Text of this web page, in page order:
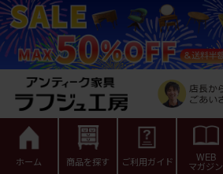
ホーム 商品を探す ご利用ガイド WEB
マガジン